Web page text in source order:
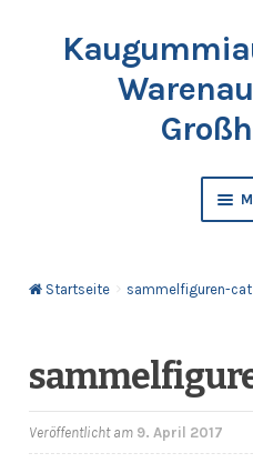
Springe
Bälle & Springbälle
Kapselfüllware
Startseite sammelfiguren-cat
Veröffentlicht am 9. April 2017